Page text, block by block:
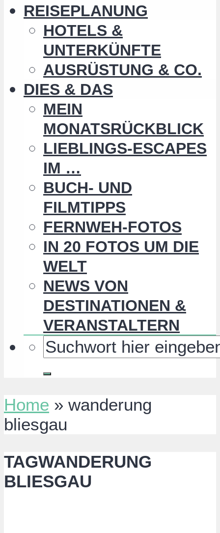
REISEPLANUNG
HOTELS &
UNTERKÜNFTE
AUSRÜSTUNG & CO.
DIES & DAS
MEIN
MONATSRÜCKBLICK
LIEBLINGS-ESCAPES
IM …
BUCH- UND
FILMTIPPS
FERNWEH-FOTOS
IN 20 FOTOS UM DIE
WELT
NEWS VON
DESTINATIONEN &
VERANSTALTERN
Home » wanderung
bliesgau
TAGWANDERUNG
BLIESGAU